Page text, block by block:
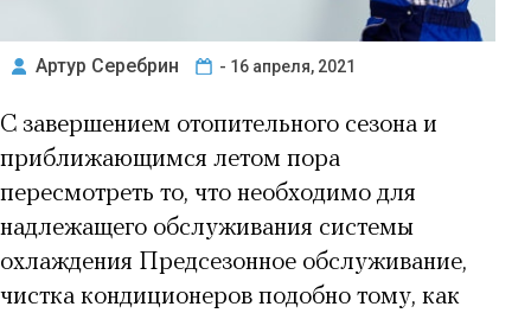
Артур Серебрин - 16 апреля, 2021
С завершением отопительного сезона и
приближающимся летом пора
пересмотреть то, что необходимо для
надлежащего обслуживания системы
охлаждения Предсезонное обслуживание,
чистка кондиционеров подобно тому, как